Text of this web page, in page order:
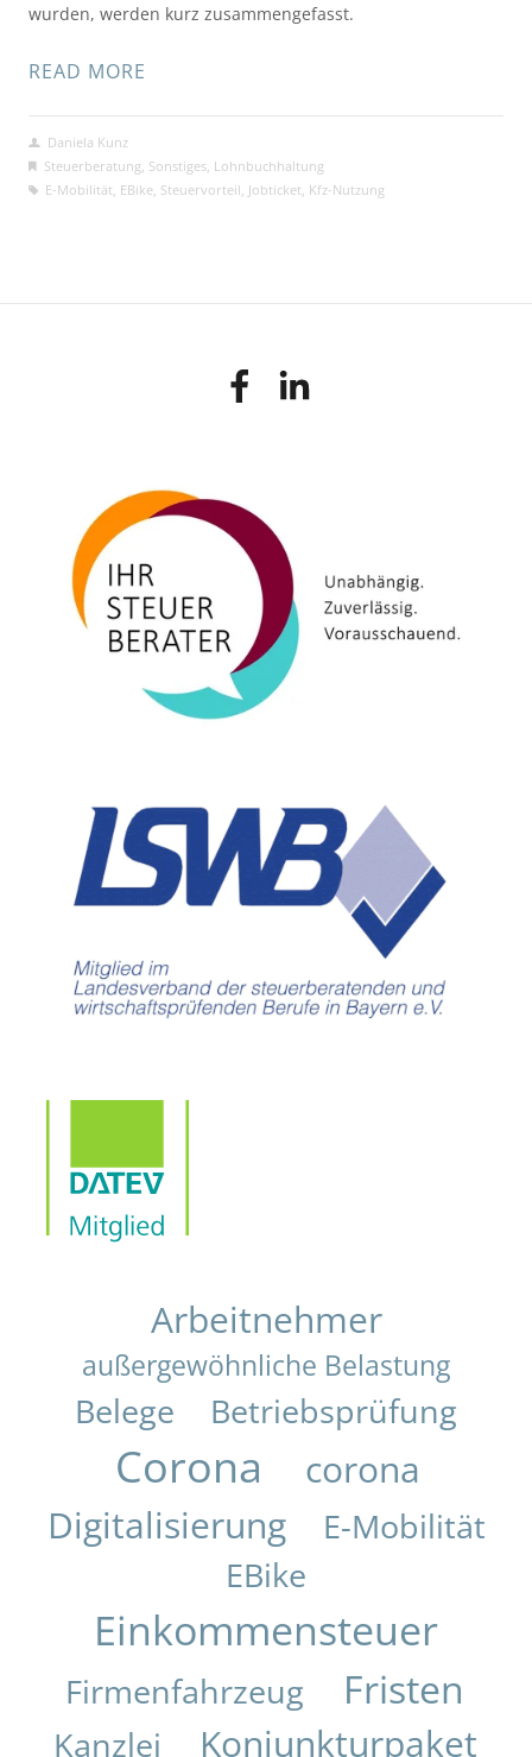
wurden, werden kurz zusammengefasst.
READ MORE
Daniela Kunz
Steuerberatung Sonstiges, Lohnbuchhaltung
E-Mobilität EBike, Steuervorteil Jobticket Kfz-Nutzung
Arbeitnehmer
außergewöhnliche Belastung
Belege Betriebsprüfung
Corona
corona
Digitalisierung
E-Mobilität
EBike
Einkommensteuer
Firmenfahrzeug Fristen
Kanzlei Konjunkturpaket